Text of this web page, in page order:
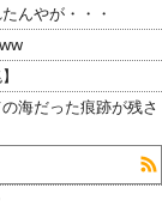
んやが・・・
海だった痕跡が残さ